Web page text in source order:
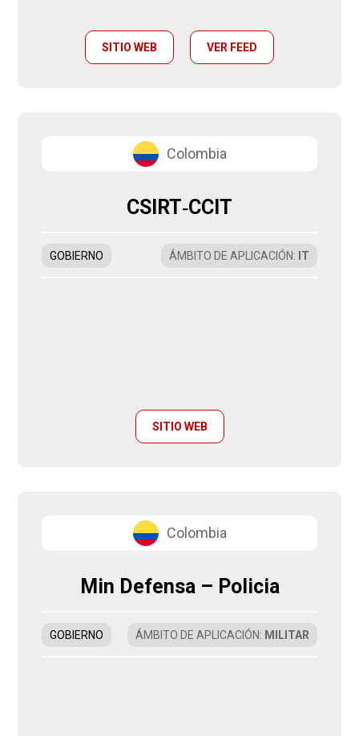
SITIO WEB VER FEED
Colombia
CSIRT‑CCIT
GOBIERNO ÁMBITO DE APLICACIÓN: IT
SITIO WEB
Colombia
Min Defensa – Policia
GOBIERNO ÁMBITO DE APLICACIÓN: MILITAR